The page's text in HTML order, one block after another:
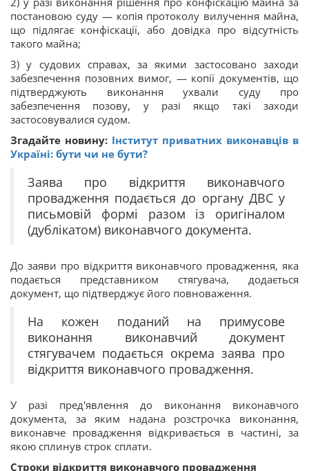
постановою суду — копія протоколу вилучення майна,
що підлягає конфіскації, або довідка про відсутність
такого майна;
3) у судових справах, за якими застосовано заходи
забезпечення позовних вимог, — копії документів, що
підтверджують виконання ухвали суду про
забезпечення позову, у разі якщо такі заходи
застосовувалися судом.
Згадайте новину: Інститут приватних виконавців в
Україні: бути чи не бути?
Заява про відкриття виконавчого
провадження подається до органу ДВС у
письмовій формі разом із оригіналом
(дублікатом) виконавчого документа.
До заяви про відкриття виконавчого провадження, яка
подається представником стягувача, додається
документ, що підтверджує його повноваження.
На кожен поданий на примусове
виконання виконавчий документ
стягувачем подається окрема заява про
відкриття виконавчого провадження.
У разі пред'явлення до виконання виконавчого
документа, за яким надана розстрочка виконання,
виконавче провадження відкривається в частині, за
якою сплинув строк сплати.
Строки відкриття виконавчого провадження